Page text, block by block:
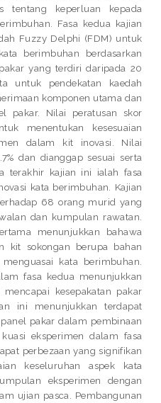
tentang keperluan kepada
Fasa kedua kajian
Fuzzy Delphi (FDM) untuk
berimbuhan berdasarkan
yang terdiri daripada 20
untuk pendekatan kaedah
komponen utama dan
pakar. Nilai peratusan skor
menentukan kesesuaian
dalam kit inovasi. Nilai
dan dianggap sesuai serta
terakhir kajian ini ialah fasa
kata berimbuhan. Kajian
68 orang murid yang
dan kumpulan rawatan.
menunjukkan bahawa
kit sokongan berupa bahan
kata berimbuhan.
fasa kedua menunjukkan
kesepakatan pakar
ini menunjukkan terdapat
pakar dalam pembinaan
eksperimen dalam fasa
perbezaan yang signifikan
keseluruhan aspek kata
eksperimen dengan
ujian pasca. Pembangunan